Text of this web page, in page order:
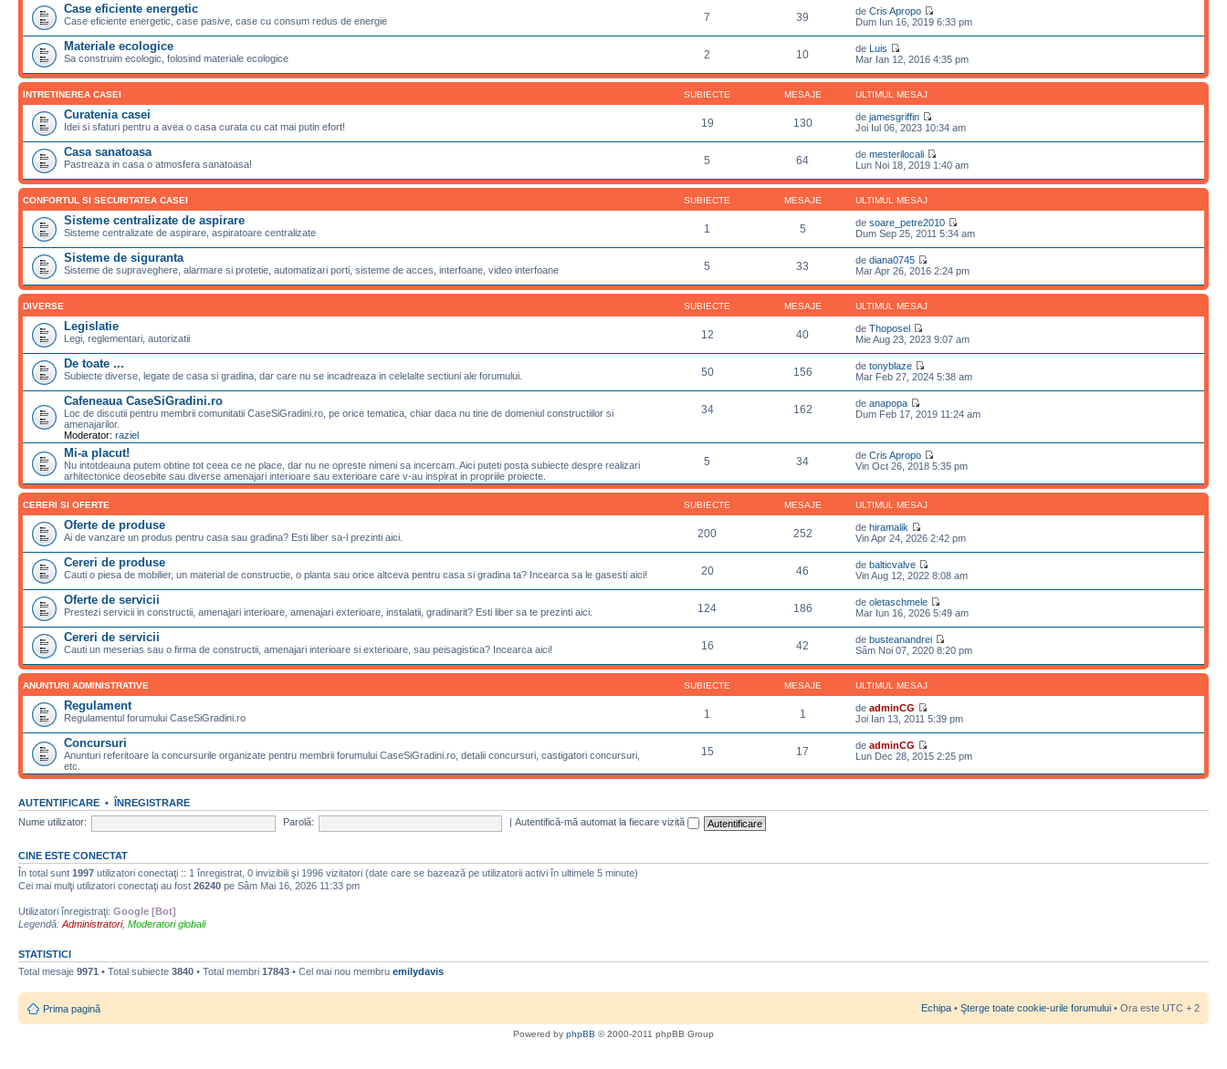
Case eficiente energetic
Case eficiente energetic, case pasive, case cu consum redus de energie 7 39 deCris Apropo
Dum Iun 16, 2019 6:33 pm
Materiale ecologice
Sa construim ecologic, folosind materiale ecologice 2 10 de Luis
Mar Ian 12, 2016 4:35 pm
INTRETINEREA CASEI SUBIECTE MESAJE ULTIMUL MESAJ
Curatenia casei
Idei si sfaturi pentru a avea o casa curata cu cat mai putin efort! 19 130 dejamesgriffin
Joi Iul 06, 2023 10:34 am
Casa sanatoasa
Pastreaza in casa o atmosfera sanatoasa! 5 64 demesterilocali
Lun Noi 18, 2019 1:40 am
CONFORTUL SI SECURITATEA CASEI SUBIECTE MESAJE ULTIMUL MESAJ
Sisteme centralizate de aspirare
Sisteme centralizate de aspirare, aspiratoare centralizate 1 5 desoare_petre2010
Dum Sep 25, 2011 5:34 am
Sisteme de siguranta
Sisteme de supraveghere, alarmare si protetie, automatizari porti, sisteme de acces, interfoane, video interfoane 5 33 dediana0745
Mar Apr 26, 2016 2:24 pm
DIVERSE SUBIECTE MESAJE ULTIMUL MESAJ
Legislatie
Legi, reglementari, autorizatii 12 40 deThoposel
Mie Aug 23, 2023 9:07 am
De toate ...
Subiecte diverse, legate de casa si gradina, dar care nu se incadreaza in celelalte sectiuni ale forumului. 50 156 detonyblaze
Mar Feb 27, 2024 5:38 am
Cafeneaua CaseSiGradini.ro
Loc de discutii pentru membrii comunitatii CaseSiGradini.ro, pe orice tematica, chiar daca nu tine de domeniul constructiilor si
amenajarilor.
Moderator: raziel
34 162 deanapopa
Dum Feb 17, 2019 11:24 am
Mi-a placut!
Nu intotdeauna putem obtine tot ceea ce ne place, dar nu ne opreste nimeni sa incercam. Aici puteti posta subiecte despre realizari
arhitectonice deosebite sau diverse amenajari interioare sau exterioare care v-au inspirat in propriile proiecte.
5 34 deCris Apropo
Vin Oct 26, 2018 5:35 pm
CERERI SI OFERTE SUBIECTE MESAJE ULTIMUL MESAJ
Oferte de produse
Ai de vanzare un produs pentru casa sau gradina? Esti liber sa-l prezinti aici. 200 252 dehiramalik
Vin Apr 24, 2026 2:42 pm
Cereri de produse
Cauti o piesa de mobilier, un material de constructie, o planta sau orice altceva pentru casa si gradina ta? Incearca sa le gasesti aici! 20 46 debalticvalve
Vin Aug 12, 2022 8:08 am
Oferte de servicii
Prestezi servicii in constructii, amenajari interioare, amenajari exterioare, instalatii, gradinarit? Esti liber sa te prezinti aici. 124 186 deoletaschmele
Mar Iun 16, 2026 5:49 am
Cereri de servicii
Cauti un meserias sau o firma de constructii, amenajari interioare si exterioare, sau peisagistica? Incearca aici! 16 42 debusteanandrei
Sâm Noi 07, 2020 8:20 pm
ANUNTURI ADMINISTRATIVE SUBIECTE MESAJE ULTIMUL MESAJ
Regulament
Regulamentul forumului CaseSiGradini.ro 1 1 deadminCG
Joi Ian 13, 2011 5:39 pm
Concursuri
Anunturi referitoare la concursurile organizate pentru membrii forumului CaseSiGradini.ro, detalii concursuri, castigatori concursuri,
etc.
15 17 deadminCG
Lun Dec 28, 2015 2:25 pm
AUTENTIFICARE • ÎNREGISTRARE
Nume utilizator:
Parolă: |Autentifică-mă automat la fiecare vizită
CINE ESTE CONECTAT
În total sunt 1997 utilizatori conectaţi :: 1 înregistrat, 0 invizibili şi 1996 vizitatori (date care se bazează pe utilizatorii activi în ultimele 5 minute)
Cei mai mulţi utilizatori conectaţi au fost 26240 pe Sâm Mai 16, 2026 11:33 pm
Utilizatori înregistraţi: Google [Bot]
Legendă: Administratori, Moderatori globali
STATISTICI
Total mesaje 9971 • Total subiecte 3840 • Total membri 17843 • Cel mai nou membru emilydavis
Prima pagină Echipa • Şterge toate cookie-urile forumului • Ora este UTC + 2
Powered by phpBB © 2000-2011 phpBB Group